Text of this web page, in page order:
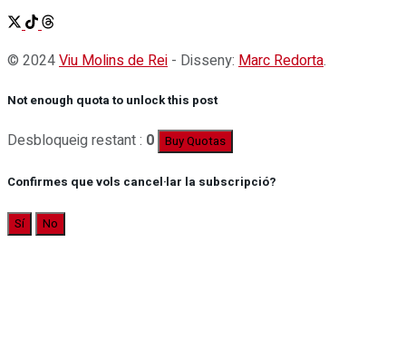
© 2024Viu Molins de Rei - Disseny: Marc Redorta.
Not enough quota to unlock this post
Desbloqueig restant : 0 Buy Quotas
Confirmes que vols cancel·lar la subscripció?
Sí No